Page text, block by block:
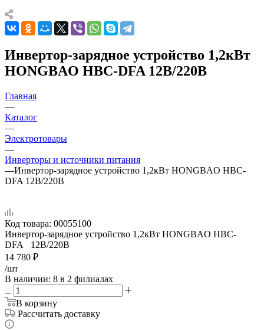
Инвертор-зарядное устройство 1,2кВт
HONGBAO HBC-DFA 12В/220В
Главная
—
Каталог
—
Электротовары
—
Инверторы и источники питания
—Инвертор-зарядное устройство 1,2кВт HONGBAO HBC-
DFA 12В/220В
Код товара: 00055100
Инвертор-зарядное устройство 1,2кВт HONGBAO HBC-
DFA 12В/220В
14 780 ₽
/шт
В наличии: 8 в 2 филиалах
В корзину
Рассчитать доставку